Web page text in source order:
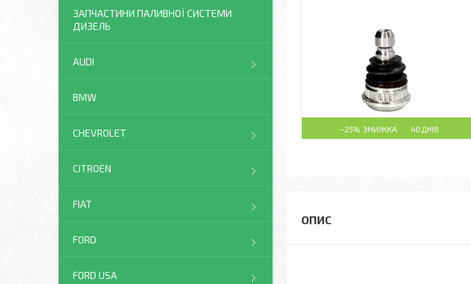
–25% 40 ДНІВ
ЗАПЧАСТИНИ ПАЛИВНОЇ СИСТЕМИ
ДИЗЕЛЬ
AUDI
BMW
CHEVROLET
CITROEN
FIAT
FORD
FORD USA